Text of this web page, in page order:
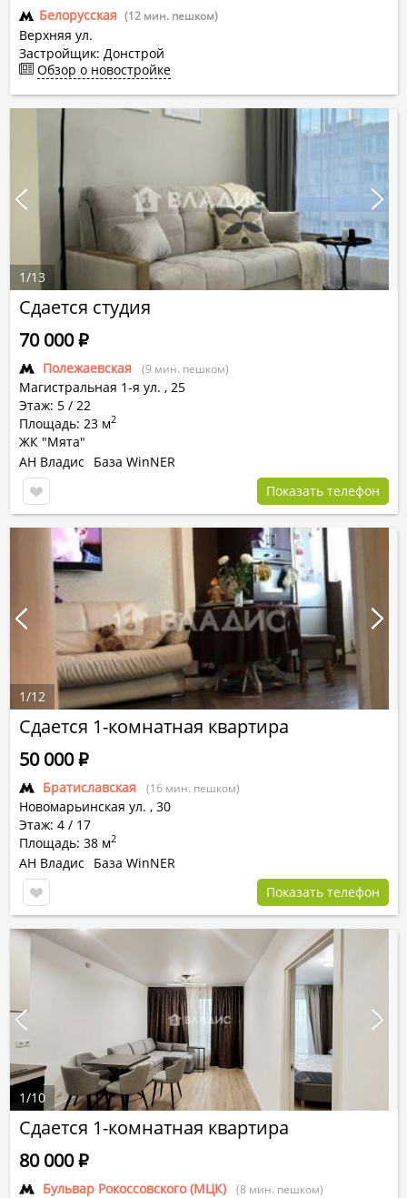
Белорусская (12 мин. пешком)
Верхняя ул.
Застройщик: Донстрой
Обзор о новостройке
Сдается студия
Полежаевская (9 мин. пешком)
Магистральная 1-я ул. , 25
Этаж: 5 / 22
Площадь: 23 м2
ЖК "Мята"
70 000Р
АН Владис
База WinNER
Показать телефон
1/13
Сдается 1-комнатная квартира
Братиславская (16 мин. пешком)
Новомарьинская ул. , 30
Этаж: 4 / 17
Площадь: 38 м2
50 000Р
АН Владис
База WinNER
Показать телефон
1/12
Сдается 1-комнатная квартира
Бульвар Рокоссовского (МЦК) (8 мин. пешком)
80 000Р
1/10